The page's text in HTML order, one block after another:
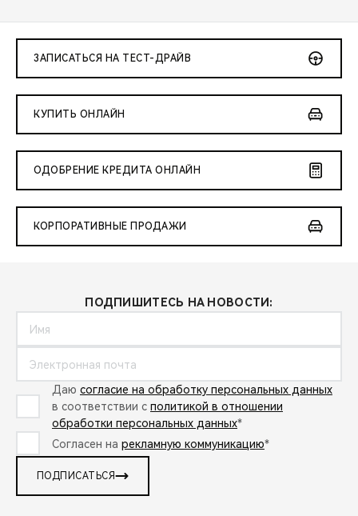
ЗАПИСАТЬСЯ НА ТЕСТ-ДРАЙВ
КУПИТЬ ОНЛАЙН
ОДОБРЕНИЕ КРЕДИТА ОНЛАЙН
КОРПОРАТИВНЫЕ ПРОДАЖИ
ПОДПИШИТЕСЬ НА НОВОСТИ:
Даю согласие на обработку персональных данных
в соответствии с политикой в отношении
обработки персональных данных*
Согласен на рекламную коммуникацию*
ПОДПИСАТЬСЯ